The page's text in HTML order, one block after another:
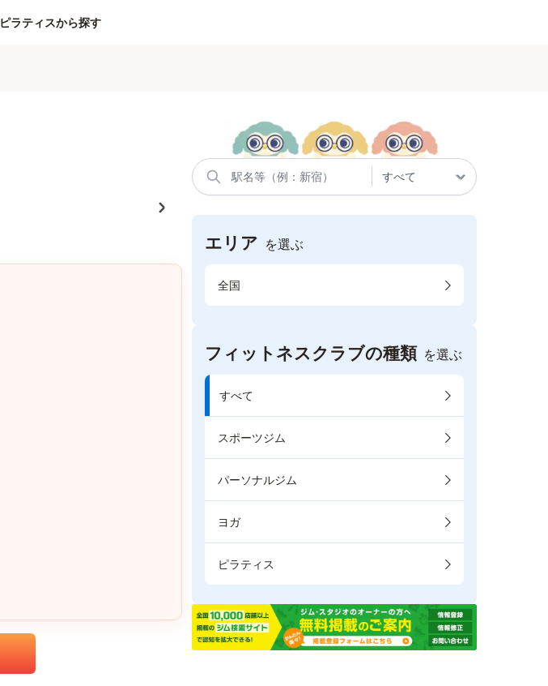
ピラティスから探す
エリア を選ぶ
全国
フィットネスクラブの種類 を選ぶ
すべて
スポーツジム
パーソナルジム
ヨガ
ピラティス